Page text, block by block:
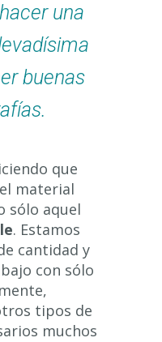
una
buenas
que
material
sólo aquel
. Estamos
cantidad y
con sólo
tipos de
muchos